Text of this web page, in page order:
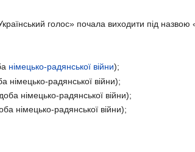
голос» почала виходити під назвою
німецько-радянської війни);
німецько-радянської війни);
німецько-радянської війни);
німецько-радянської війни);